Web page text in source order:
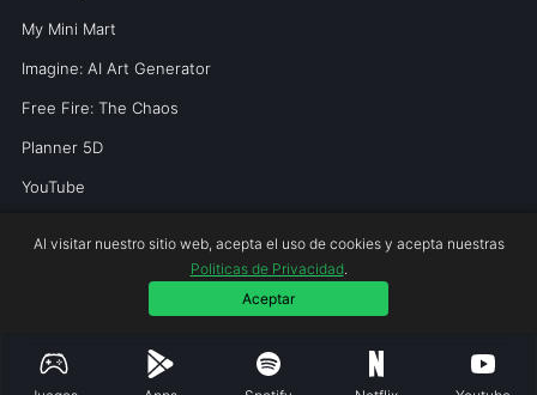
My Mini Mart
Imagine: AI Art Generator
Free Fire: The Chaos
Planner 5D
YouTube
Copyright © 2026 MUNDOPERFECTO.NET.
Al visitar nuestro sitio web, acepta el uso de cookies y acepta nuestras
Politicas de Privacidad.
Aceptar